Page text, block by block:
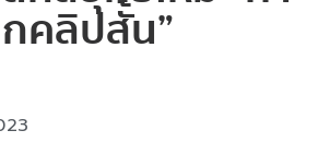
คลิปสั้น”